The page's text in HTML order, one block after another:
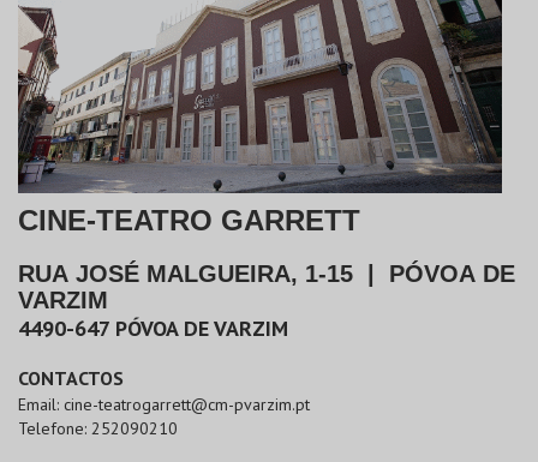
PRODUTOS
CINE-TEATRO GARRETT
RUA JOSÉ MALGUEIRA, 1-15
PÓVOA DE
VARZIM
4490-647 PÓVOA DE VARZIM
CONTACTOS
Email: cine-teatrogarrett@cm-pvarzim.pt
Telefone: 252090210